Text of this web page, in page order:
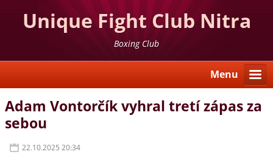
Unique Fight Club Nitra
Boxing Club
Menu
Adam Vontorčík vyhral tretí zápas za
sebou
22.10.2025 20:34